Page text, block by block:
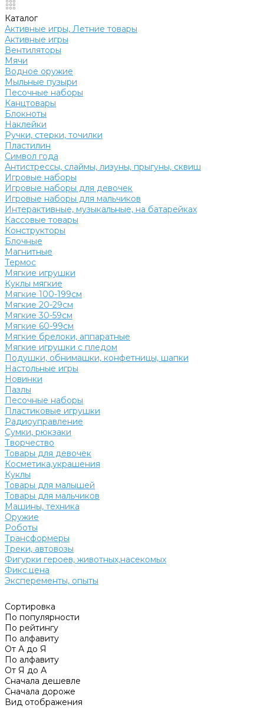
Каталог
Активные игры, Летние товары
Активные игры
Вентиляторы
Мячи
Водное оружие
Мыльные пузыри
Песочные наборы
Канцтовары
Блокноты
Наклейки
Ручки, стерки, точилки
Пластилин
Символ года
Антистрессы, слаймы, лизуны, прыгуны, сквиш
Игровые наборы
Игровые наборы для девочек
Игровые наборы для мальчиков
Интерактивные, музыкальные, на батарейках
Кассовые товары
Конструкторы
Блочные
Магнитные
Термос
Мягкие игрушки
Куклы мягкие
Мягкие 100-199см
Мягкие 20-29см
Мягкие 30-59см
Мягкие 60-99см
Мягкие брелоки, аппаратные
Мягкие игрушки с пледом
Подушки, обнимашки, конфетницы, шапки
Настольные игры
Новинки
Пазлы
Песочные наборы
Пластиковые игрушки
Радиоуправление
Сумки, рюкзаки
Творчество
Товары для девочек
Косметика,украшения
Куклы
Товары для малышей
Товары для мальчиков
Машины, техника
Оружие
Роботы
Трансформеры
Треки, автовозы
Фигурки героев, животных,насекомых
Фикс.цена
Эксперементы, опыты
Сортировка
По популярности
По рейтингу
По алфавиту
От А до Я
По алфавиту
От Я до А
Сначала дешевле
Сначала дороже
Вид отображения